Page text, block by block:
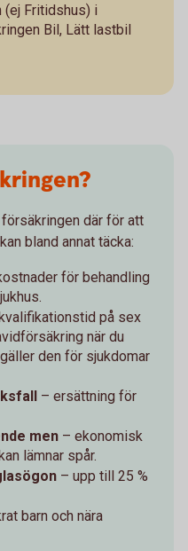
(ej Fritidshus) i
Bil, Lätt lastbil
där för att
bland annat täcka:
för behandling
på sex
när du
den för sjukdomar
– ersättning för
men – ekonomisk
lämnar spår.
– upp till 25 %
barn och nära